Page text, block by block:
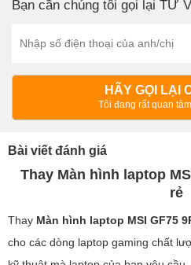
Bạn cần chúng tôi gọi lại TƯ
HÃY GỌI LẠI
Tôi đang rất quan
Bài viết đánh giá
Thay Màn hình laptop
rẻ
Thay Màn hình laptop MSI GF75
cho các dòng laptop gaming chất